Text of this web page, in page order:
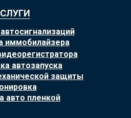
автозапуска
иммобилайзера
защиты
авто пленкой